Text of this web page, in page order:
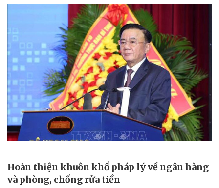
Hoàn thiện khuôn khổ pháp lý về ngân hàng
và phòng, chống rửa tiền